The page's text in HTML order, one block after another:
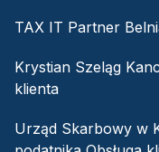
TAX IT Partner
Krystian Szeląg
klienta
Urząd Skarbowy w